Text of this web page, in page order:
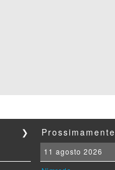
❯ Prossimamente
11 agosto 2026